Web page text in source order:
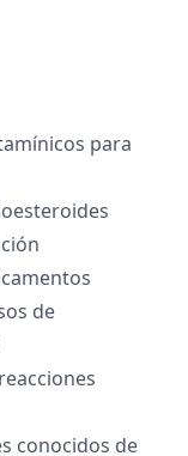
para
de
conocidos de